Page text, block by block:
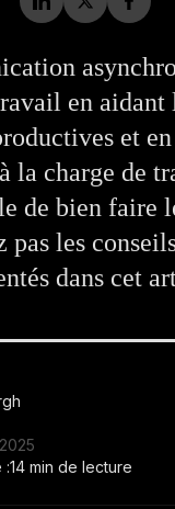
en aidant
et
la charge de
de bien faire
pas les
dans cet
:14 min de lecture